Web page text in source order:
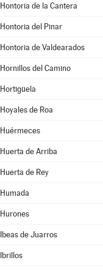
Hontoria de la Cantera
Hontoria del Pinar
Hontoria de Valdearados
Hornillos del Camino
Hortigüela
Hoyales de Roa
Huérmeces
Huerta de Arriba
Huerta de Rey
Humada
Hurones
Ibeas de Juarros
Ibrillos